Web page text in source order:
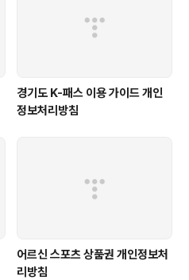
경기도 K-패스 이용 가이드 개인
정보처리방침
어르신 스포츠 상품권 개인정보처
리방침